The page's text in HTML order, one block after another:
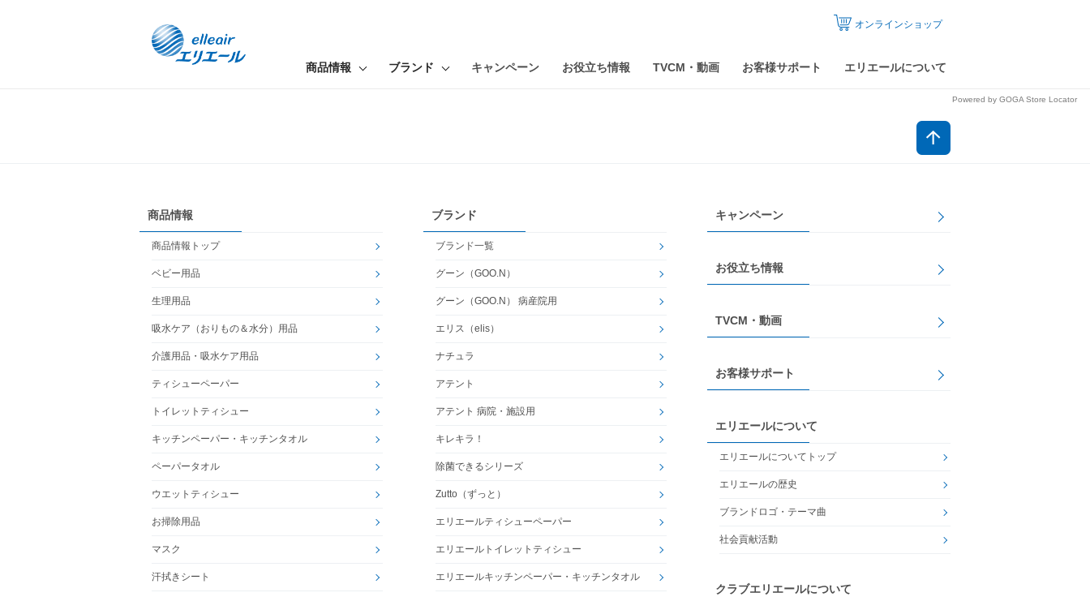
商品情報 ブランド キャンペーン お役立ち情報 TVCM・動画 お客様サポート エリエールについて
オンラインショップ
Powered by GOGA Store Locator
商品情報
商品情報トップ
ベビー用品
生理用品
吸水ケア（おりもの＆水分）用品
介護用品・吸水ケア用品
ティシューペーパー
トイレットティシュー
キッチンペーパー・キッチンタオル
ペーパータオル
ウエットティシュー
お掃除用品
マスク
汗拭きシート
ブランド
ブランド一覧
グーン（GOO.N）
グーン（GOO.N） 病産院用
エリス（elis）
ナチュラ
アテント
アテント 病院・施設用
キレキラ！
除菌できるシリーズ
Zutto（ずっと）
エリエールティシューペーパー
エリエールトイレットティシュー
エリエールキッチンペーパー・キッチンタオル
キャンペーン
お役立ち情報
TVCM・動画
お客様サポート
エリエールについて
エリエールについてトップ
エリエールの歴史
ブランドロゴ・テーマ曲
社会貢献活動
クラブエリエールについて